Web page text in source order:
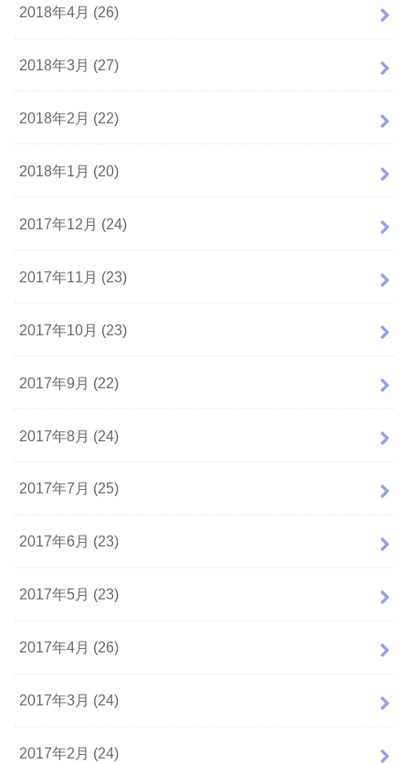
2018年4月 (26)
2018年3月 (27)
2018年2月 (22)
2018年1月 (20)
2017年12月 (24)
2017年11月 (23)
2017年10月 (23)
2017年9月 (22)
2017年8月 (24)
2017年7月 (25)
2017年6月 (23)
2017年5月 (23)
2017年4月 (26)
2017年3月 (24)
2017年2月 (24)